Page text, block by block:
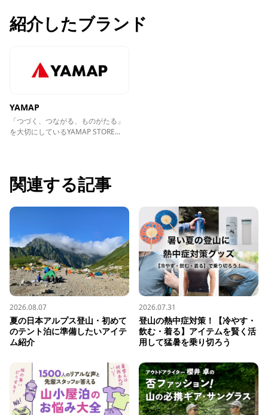
紹介したブランド
YAMAP
「つづく、つながる、ものがたる」
を大切にしているYAMAP STORE...
関連する記事
2026.08.07
夏の日本アルプス登山・初めて
のテント泊に準備したいアイテ
ム紹介
2026.07.31
登山の熱中症対策！【冷やす・
飲む・着る】アイテムを賢く活
用して猛暑を乗り切ろう